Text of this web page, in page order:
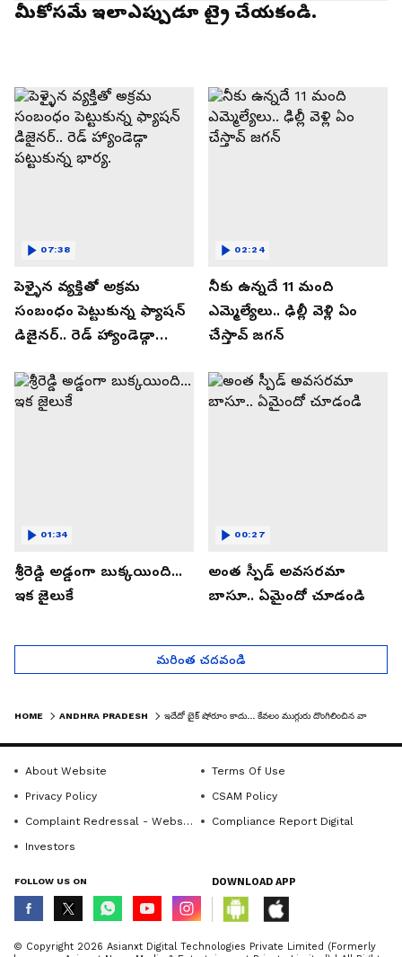
మీకోసమే ఇలాఎప్పుడూ ట్రై చేయకండి.
పెళ్ళైన వ్యక్తితో అక్రమ
సంబంధం పెట్టుకున్న ఫ్యాషన్
డిజైనర్.. రెడ్ హ్యాండెడ్గా
07:38
నీకు ఉన్నదే 11 మంది
ఎమ్మెల్యేలు.. ఢిల్లీ వెళ్లి ఏం
చేస్తావ్ జగన్
02:24
శ్రీరెడ్డి అడ్డంగా బుక్కయింది...
ఇక జైలుకే
01:34
అంత స్పీడ్ అవసరమా
బాసూ.. ఏమైందో చూడండి
00:27
మరింత చదవండి
HOME ANDHRA PRADESH ఇదేదో బైక్ షోరూం కాదు... కేవలం ముగ్గురు దొంగిలించిన వాహనాలే ఇవన్నీ..
About Website
Terms Of Use
Privacy Policy
CSAM Policy
Complaint Redressal - Website
Compliance Report Digital
Investors
FOLLOW US ON DOWNLOAD APP
© Copyright 2026 Asianxt Digital Technologies Private Limited (Formerly